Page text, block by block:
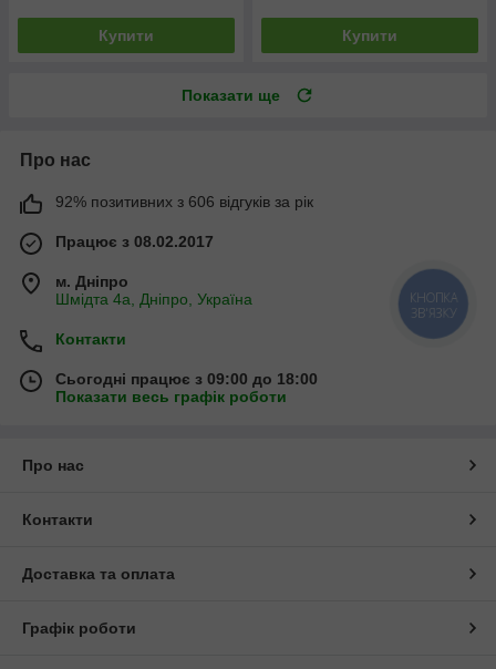
Купити Купити
Показати ще
Про нас
92% позитивних з 606 відгуків за рік
Працює з 08.02.2017
м. Дніпро
Шмідта 4а, Дніпро, Україна
Контакти
Сьогодні працює з 09:00 до 18:00
Показати весь графік роботи
Про нас
Контакти
Доставка та оплата
Графік роботи
КНОПКА
ЗВ'ЯЗКУ